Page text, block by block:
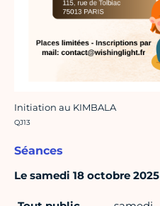
Initiation au KIMBALA
Crédit photo :
QJ13
Séances
Le samedi 18 octobre 2025